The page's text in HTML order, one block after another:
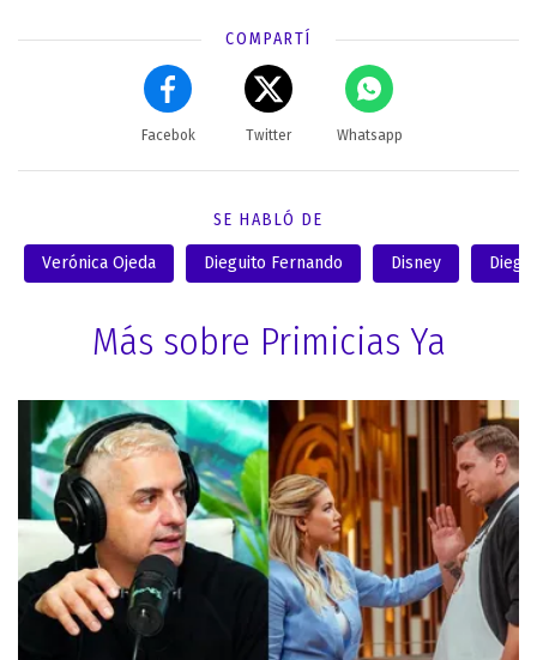
COMPARTÍ
Facebok Twitter Whatsapp
SE HABLÓ DE
Verónica Ojeda Dieguito Fernando Disney Diego
Más sobre Primicias Ya